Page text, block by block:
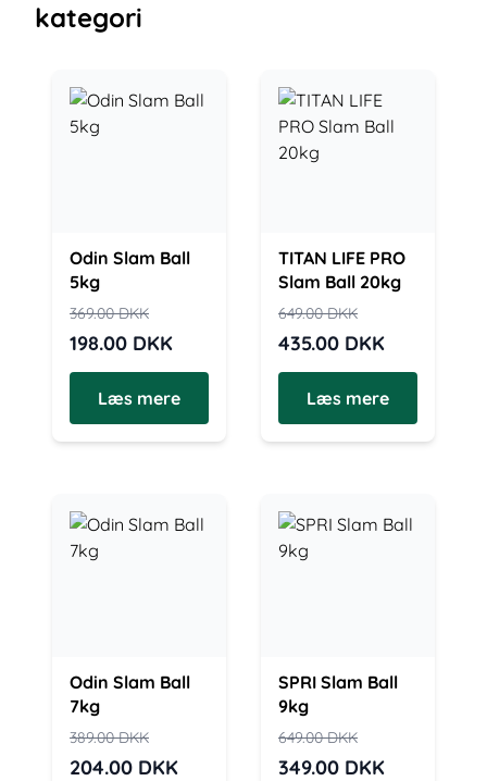
kategori
Odin Slam Ball
5kg
369.00DKK
198.00 DKK
Læs mere
TITAN LIFE PRO
Slam Ball 20kg
649.00DKK
435.00 DKK
Læs mere
Odin Slam Ball
7kg
389.00DKK
204.00 DKK
SPRI Slam Ball
9kg
649.00DKK
349.00 DKK